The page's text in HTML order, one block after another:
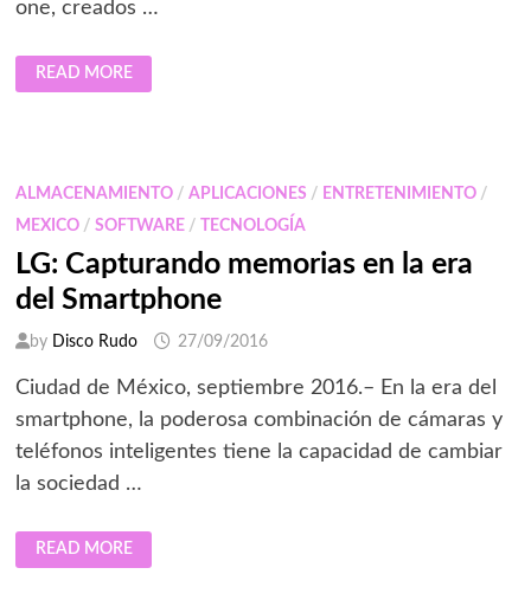
one, creados …
ELEGANCIA
Y
FUNCIONALIDAD
READ MORE
ALMACENAMIENTO/ APLICACIONES / ENTRETENIMIENTO/
MEXICO/ SOFTWARE/ TECNOLOGÍA
LG: Capturando memorias en la era
del Smartphone
by Disco Rudo 27/09/2016
Ciudad de México, septiembre 2016.– En la era del
smartphone, la poderosa combinación de cámaras y
teléfonos inteligentes tiene la capacidad de cambiar
la sociedad …
LG:
CAPTURANDO
MEMORIAS
READ MORE